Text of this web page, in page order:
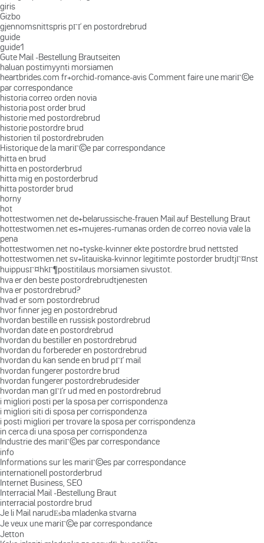
giris
Gizbo
gjennomsnittspris pГҐ en postordrebrud
guide
guide1
Gute Mail -Bestellung Brautseiten
haluan postimyynti morsiamen
heartbrides.com fr+orchid-romance-avis Comment faire une mariГ©e
par correspondance
historia correo orden novia
historia post order brud
historie med postordrebrud
historie postordre brud
historien til postordrebruden
Historique de la mariГ©e par correspondance
hitta en brud
hitta en postorderbrud
hitta mig en postorderbrud
hitta postorder brud
horny
hot
hottestwomen.net de+belarussische-frauen Mail auf Bestellung Braut
hottestwomen.net es+mujeres-rumanas orden de correo novia vale la
pena
hottestwomen.net no+tyske-kvinner ekte postordre brud nettsted
hottestwomen.net sv+litauiska-kvinnor legitimte postorder brudtjГ¤nst
huippusГ¤hkГ¶postitilaus morsiamen sivustot.
hva er den beste postordrebrudtjenesten
hva er postordrebrud?
hvad er som postordrebrud
hvor finner jeg en postordrebrud
hvordan bestille en russisk postordrebrud
hvordan date en postordrebrud
hvordan du bestiller en postordrebrud
hvordan du forbereder en postordrebrud
hvordan du kan sende en brud pГҐ mail
hvordan fungerer postordre brud
hvordan fungerer postordrebrudesider
hvordan man gГҐr ud med en postordrebrud
i migliori posti per la sposa per corrispondenza
i migliori siti di sposa per corrispondenza
i posti migliori per trovare la sposa per corrispondenza
in cerca di una sposa per corrispondenza
Industrie des mariГ©es par correspondance
info
Informations sur les mariГ©es par correspondance
internationell postorderbrud
Internet Business, SEO
Interracial Mail -Bestellung Braut
interracial postordre brud
Je li Mail narudЕѕba mladenka stvarna
Je veux une mariГ©e par correspondance
Jetton